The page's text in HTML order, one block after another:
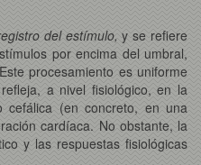
del estímulo, y se refiere
por encima del umbral,
procesamiento es uniforme
a nivel fisiológico, en la
cefálica (en concreto, en una
cardíaca. No obstante, la
y las respuestas fisiológicas